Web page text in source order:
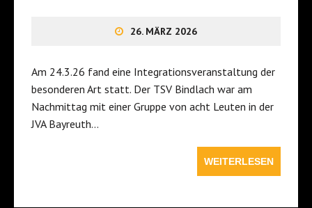
26. MÄRZ 2026
Am 24.3.26 fand eine Integrationsveranstaltung der
besonderen Art statt. Der TSV Bindlach war am
Nachmittag mit einer Gruppe von acht Leuten in der
JVA Bayreuth…
WEITERLESEN